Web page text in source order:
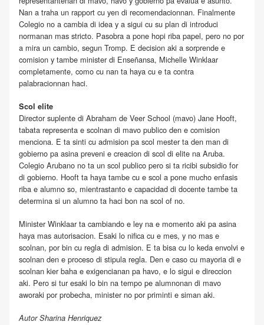
Nan a traha un rapport cu yen di recomendacionnan. Finalmente
Colegio no a cambia di idea y a sigui cu su plan di introduci
normanan mas stricto. Pasobra a pone hopi riba papel, pero no por
a mira un cambio, segun Tromp. E decision aki a sorprende e
comision y tambe minister di Enseñansa, Michelle Winklaar
completamente, como cu nan ta haya cu e ta contra
palabracionnan haci.
Scol elite
Director suplente di Abraham de Veer School (mavo) Jane Hooft,
tabata representa e scolnan di mavo publico den e comision
menciona. E ta sinti cu admision pa scol mester ta den man di
gobierno pa asina preveni e creacion di scol di elite na Aruba.
Colegio Arubano no ta un scol publico pero si ta ricibi subsidio for
di gobierno. Hooft ta haya tambe cu e scol a pone mucho enfasis
riba e alumno so, mientrastanto e capacidad di docente tambe ta
determina si un alumno ta haci bon na scol of no.
Minister Winklaar ta cambiando e ley na e momento aki pa asina
haya mas autorisacion. Esaki lo nifica cu e mes, y no mas e
scolnan, por bin cu regla di admision. E ta bisa cu lo keda envolvi e
scolnan den e proceso di stipula regla. Den e caso cu mayoria di e
scolnan kier baha e exigencianan pa havo, e lo sigui e direccion
aki. Pero si tur esaki lo bin na tempo pe alumnonan di mavo
aworaki por probecha, minister no por priminti e siman aki.
Autor Sharina Henriquez